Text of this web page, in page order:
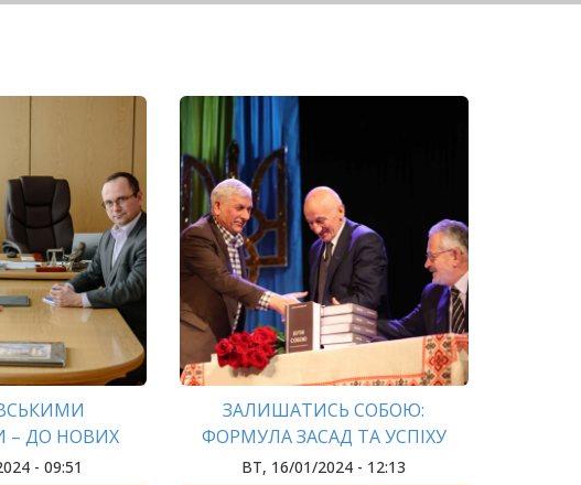
– ДО НОВИХ
- 09:51
ЗАЛИШАТИСЬ СОБОЮ:
ФОРМУЛА ЗАСАД ТА УСПІХУ
ВТ, 16/01/2024 - 12:13